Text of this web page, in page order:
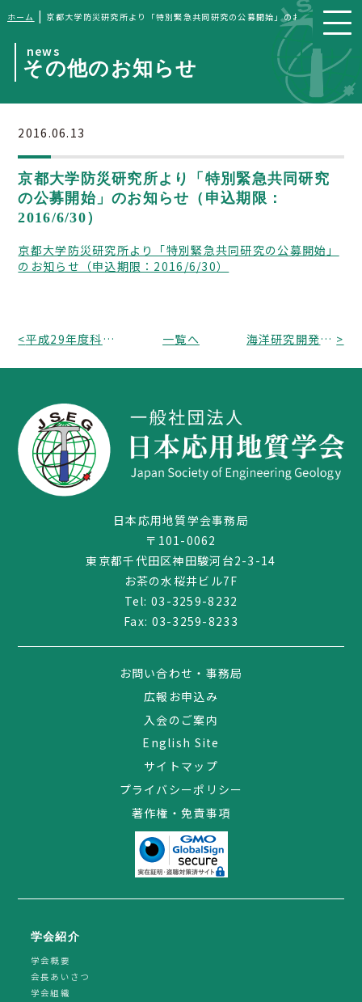
03-3259-8232
ホーム | 京都大学防災研究所より「特別緊急共同研究の公募開始」のお知らせ（申
news
その他のお知らせ
2016.06.13
京都大学防災研究所より「特別緊急共同研究
の公募開始」のお知らせ（申込期限：
2016/6/30）
京都大学防災研究所より「特別緊急共同研究の公募開始」
のお知らせ（申込期限：2016/6/30）
< 平成29年度科学技術分野の文部科学大臣表彰受賞候補者の推薦について 一覧へ 海洋研究開発機構より「平成28年度地球シミュレータ特別推進課題の募集」のお知らせ（申込期限：2016/6/30、17時必着） >
日本応用地質学会事務局
〒101-0062
東京都千代田区神田駿河台2-3-14
お茶の水桜井ビル7F
Tel:03-3259-8232
Fax: 03-3259-8233
お問い合わせ・事務局
広報お申込み
入会のご案内
English Site
サイトマップ
プライバシーポリシー
著作権・免責事項
学会紹介
学会概要
会長あいさつ
学会組織